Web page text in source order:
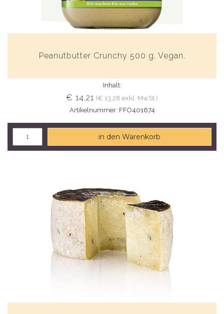
Peanutbutter Crunchy 500 g. Vegan.
Inhalt:
€ 14,21 (€ 13,28 exkl. MwSt.)
Artikelnummer: FFO401674
in den Warenkorb